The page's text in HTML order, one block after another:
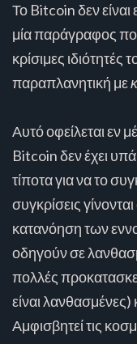
Το Bitcoin δεν είναι
μία παράγραφος
κρίσιμες
παραπλανητική με
Αυτό οφείλεται εν
Bitcoin δεν έχει
τίποτα για να το
συγκρίσεις
κατανόηση των
οδηγούν σε
πολλές
είναι
Αμφισβητεί τις